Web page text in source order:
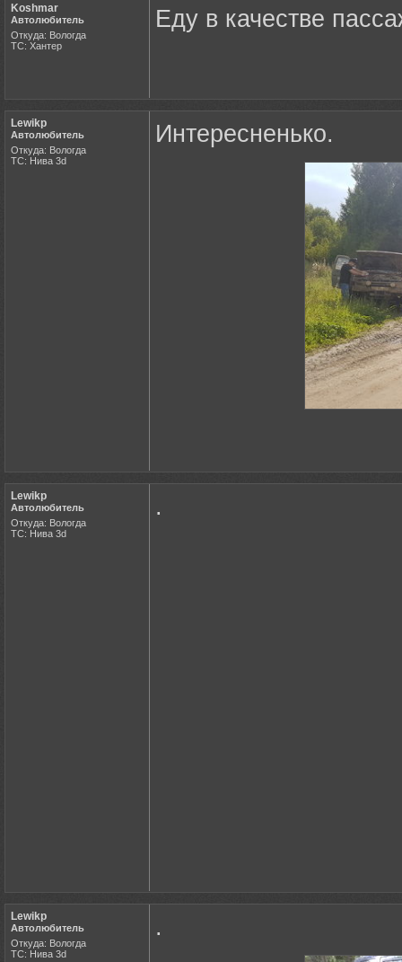
Koshmar
Автолюбитель
Откуда: Вологда
ТС: Хантер
Еду в качестве
Lewikp
Автолюбитель
Откуда: Вологда
ТС: Нива 3d
Интересненько.
Lewikp
Автолюбитель
Откуда: Вологда
ТС: Нива 3d
.
Lewikp
Автолюбитель
Откуда: Вологда
ТС: Нива 3d
.